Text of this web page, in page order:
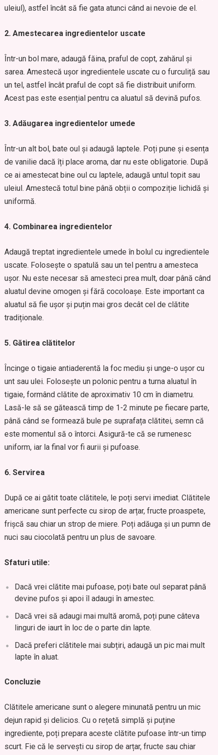
uleiul), astfel încât să fie gata atunci când ai nevoie de el.
2. Amestecarea ingredientelor uscate
Într-un bol mare, adaugă făina, praful de copt, zahărul și
sarea. Amestecă ușor ingredientele uscate cu o furculiță sau
un tel, astfel încât praful de copt să fie distribuit uniform.
Acest pas este esențial pentru ca aluatul să devină pufos.
3. Adăugarea ingredientelor umede
Într-un alt bol, bate oul și adaugă laptele. Poți pune și esența
de vanilie dacă îți place aroma, dar nu este obligatorie. După
ce ai amestecat bine oul cu laptele, adaugă untul topit sau
uleiul. Amestecă totul bine până obții o compoziție lichidă și
uniformă.
4. Combinarea ingredientelor
Adaugă treptat ingredientele umede în bolul cu ingredientele
uscate. Folosește o spatulă sau un tel pentru a amesteca
ușor. Nu este necesar să amesteci prea mult, doar până când
aluatul devine omogen și fără cocoloașe. Este important ca
aluatul să fie ușor și puțin mai gros decât cel de clătite
tradiționale.
5. Gătirea clătitelor
Încinge o tigaie antiaderentă la foc mediu și unge-o ușor cu
unt sau ulei. Folosește un polonic pentru a turna aluatul în
tigaie, formând clătite de aproximativ 10 cm în diametru.
Lasă-le să se gătească timp de 1-2 minute pe fiecare parte,
până când se formează bule pe suprafața clătitei, semn că
este momentul să o întorci. Asigură-te că se rumenesc
uniform, iar la final vor fi aurii și pufoase.
6. Servirea
După ce ai gătit toate clătitele, le poți servi imediat. Clătitele
americane sunt perfecte cu sirop de arțar, fructe proaspete,
frișcă sau chiar un strop de miere. Poți adăuga și un pumn de
nuci sau ciocolată pentru un plus de savoare.
Sfaturi utile:
Dacă vrei clătite mai pufoase, poți bate oul separat până
devine pufos și apoi îl adaugi în amestec.
Dacă vrei să adaugi mai multă aromă, poți pune câteva
linguri de iaurt în loc de o parte din lapte.
Dacă preferi clătitele mai subțiri, adaugă un pic mai mult
lapte în aluat.
Concluzie
Clătitele americane sunt o alegere minunată pentru un mic
dejun rapid și delicios. Cu o rețetă simplă și puține
ingrediente, poți prepara aceste clătite pufoase într-un timp
scurt. Fie că le servești cu sirop de arțar, fructe sau chiar